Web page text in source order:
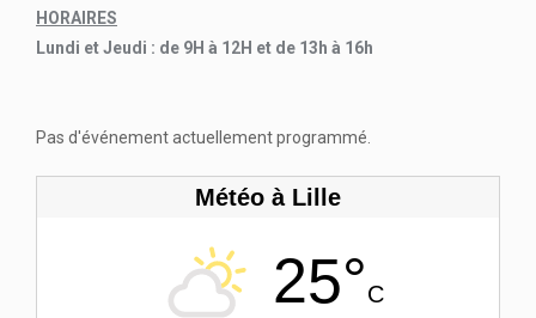
HORAIRES
Lundi et Jeudi : de 9H à 12H et de 13h à 16h
Pas d'événement actuellement programmé.
Météo à Lille
25°C